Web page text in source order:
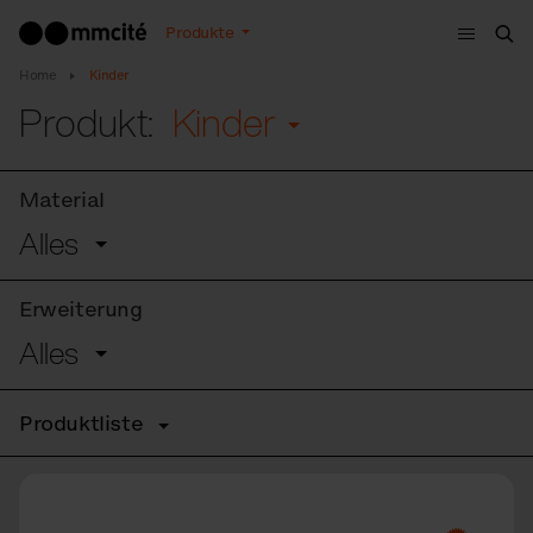
Produkte
Menu
Home Kinder
Produkt: Kinder
Material
Alles
Erweiterung
Alles
Produktliste